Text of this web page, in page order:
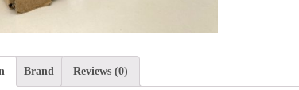
GL
Brand Reviews (0)